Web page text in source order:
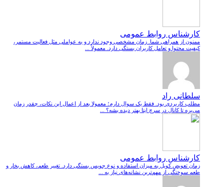
کارشناس روابط عمومی
ممنون از همراهی شما. زمان مشخصی وجود ندارد و به عواملی مثل فعالیت مستمر،
کیفیت محتوا و تعامل کاربران بستگی دارد. معمولاً ...
سلطانی راد
مطلب کاربردی بود. فقط یک سوال دارم؛ معمولا بعد از اعمال این نکات، چقدر زمان
می‌بره تا کانال در سرچ ایتا بهتر دیده بشه؟ ...
کارشناس روابط عمومی
زمان تعویض کویل به میزان استفاده و نوع جویس بستگی دارد. تغییر طعم، کاهش بخار و
طعم سوختگی از مهم‌ترین نشانه‌های نیاز به ...